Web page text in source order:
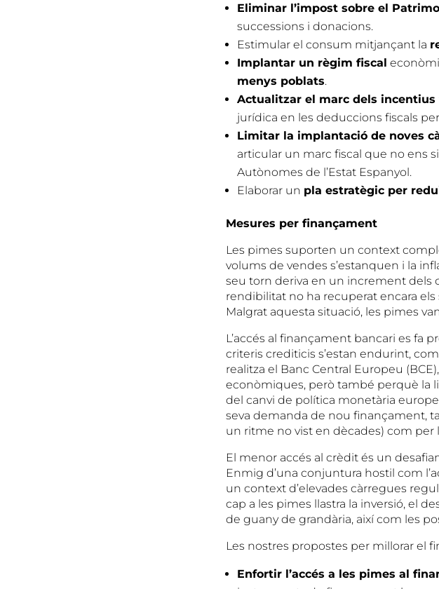
Eliminar l’impost sobre el
successions i donacions.
Estimular el consum mitjançant la
Implantar un règim fiscal
menys poblats.
Actualitzar el marc dels incentius
jurídica en les deduccions fiscals
Limitar la implantació de noves
articular un marc fiscal que no ens
Autònomes de l’Estat Espanyol.
Elaborar un pla estratègic per
Mesures per finançament
Les pimes suporten un context
volums de vendes s’estanquen i la
seu torn deriva en un increment dels
rendibilitat no ha recuperat encara els
Malgrat aquesta situació, les pimes
L’accés al finançament bancari es fa
criteris crediticis s’estan endurint,
realitza el Banc Central Europeu
econòmiques, però també perquè la
del canvi de política monetària
seva demanda de nou finançament,
un ritme no vist en dècades) com per
El menor accés al crèdit és un
Enmig d’una conjuntura hostil com
un context d’elevades càrregues
cap a les pimes llastra la inversió, el
de guany de grandària, així com les
Les nostres propostes per millorar el
Enfortir l’accés a les pimes al